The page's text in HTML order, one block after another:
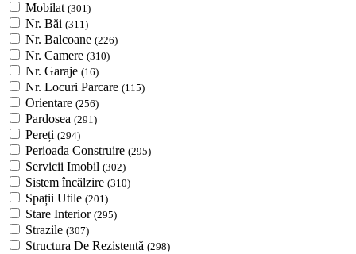
Mobilat (301)
Nr. Băi (311)
Nr. Balcoane (226)
Nr. Camere (310)
Nr. Garaje (16)
Nr. Locuri Parcare (115)
Orientare (256)
Pardosea (291)
Pereți (294)
Perioada Construire (295)
Servicii Imobil (302)
Sistem încălzire (310)
Spații Utile (201)
Stare Interior (295)
Strazile (307)
Structura De Rezistentă (298)